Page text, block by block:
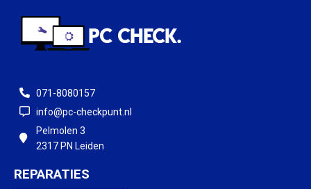
071-8080157
info@pc-checkpunt.nl
Pelmolen 3
2317 PN Leiden
REPARATIES